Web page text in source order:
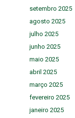
setembro 2025
agosto 2025
julho 2025
junho 2025
maio 2025
abril 2025
março 2025
fevereiro 2025
janeiro 2025